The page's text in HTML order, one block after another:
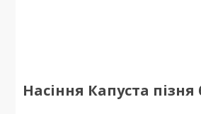
Насіння Капуста